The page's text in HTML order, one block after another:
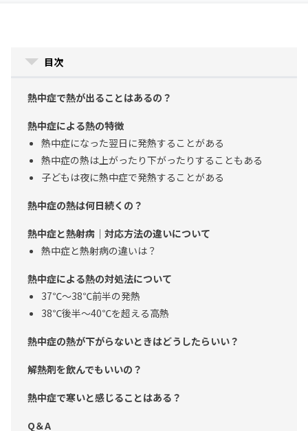
目次
熱中症で熱が出ることはあるの？
熱中症による熱の特徴
熱中症になった翌日に発熱することがある
熱中症の熱は上がったり下がったりすることもある
子どもは夜に熱中症で発熱することがある
熱中症の熱は何日続くの？
熱中症と熱射病｜対応方法の違いについて
熱中症と熱射病の違いは？
熱中症による熱の対処法について
37℃～38℃前半の発熱
38℃後半～40℃を超える高熱
熱中症の熱が下がらないときはどうしたらいい？
解熱剤を飲んでもいいの？
熱中症で寒いと感じることはある？
Q＆A